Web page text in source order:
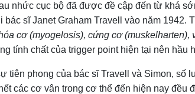
nhức cục bộ đã được đề cập đến từ khá
bác sĩ Janet Graham Travell vào năm
cơ (myogelosis), cứng cơ (muskelharten),
tính chất của trigger point hiện tại nên hầu
tiên phong của bác sĩ Travell và Simon,
các cơ vân trong cơ thể đến hiện nay